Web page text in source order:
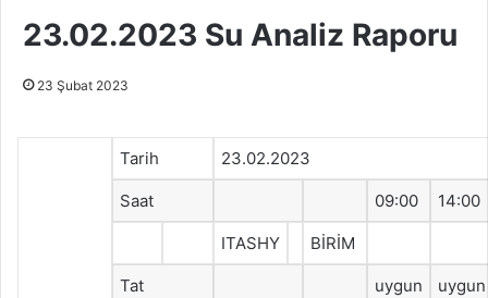
23.02.2023 Su Analiz Raporu
23 Şubat 2023
Tarih 23.02.2023
Saat 09:00 14:00
ITASHY BİRİM
Tat uygun uygun